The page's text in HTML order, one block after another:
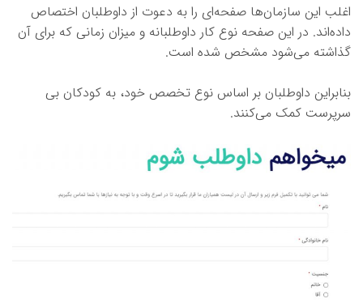
اغلب این سازمان‌ها صفحه‌ای را به دعوت از داوطلبان اختصاص
داده‌اند. در این صفحه نوع کار داوطلبانه و میزان زمانی که برای آن
گذاشته می‌شود مشخص شده است.
بنابراین داوطلبان بر اساس نوع تخصص خود، به کودکان بی
سرپرست کمک می‌کنند.